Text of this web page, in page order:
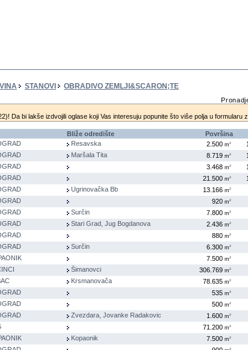
STANOVI OBRADIVO ZEMLJI&SCARON;TE
Da bi lakše izdvojili oglase koji Vas interesuju popunite što više polja u formularu
Bliže odredište Površina
Resavska 2.500 m2
Maršala Tita 8.719 m2
3.468 m2
21.500 m2
Ugrinovačka Bb 13.166 m2
920 m2
Surčin 7.800 m2
Stari Grad, Jug Bogdanova 2.436 m2
880 m2
Surčin 6.300 m2
7.500 m2
Šimanovci 306.769 m2
Krsmanovača 78.635 m2
535 m2
500 m2
Zvezdara, Jovanke Radakovic 1.600 m2
71.200 m2
Kopaonik 7.500 m2
2